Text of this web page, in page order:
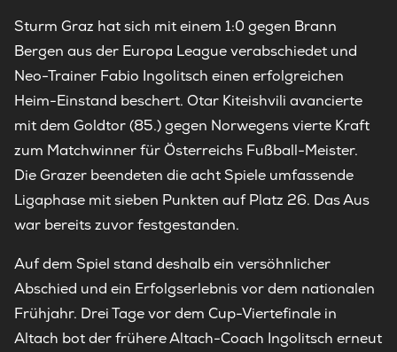
Sturm Graz hat sich mit einem 1:0 gegen Brann
Bergen aus der Europa League verabschiedet und
Neo-Trainer Fabio Ingolitsch einen erfolgreichen
Heim-Einstand beschert. Otar Kiteishvili avancierte
mit dem Goldtor (85.) gegen Norwegens vierte Kraft
zum Matchwinner für Österreichs Fußball-Meister.
Die Grazer beendeten die acht Spiele umfassende
Ligaphase mit sieben Punkten auf Platz 26. Das Aus
war bereits zuvor festgestanden.
Auf dem Spiel stand deshalb ein versöhnlicher
Abschied und ein Erfolgserlebnis vor dem nationalen
Frühjahr. Drei Tage vor dem Cup-Viertefinale in
Altach bot der frühere Altach-Coach Ingolitsch erneut